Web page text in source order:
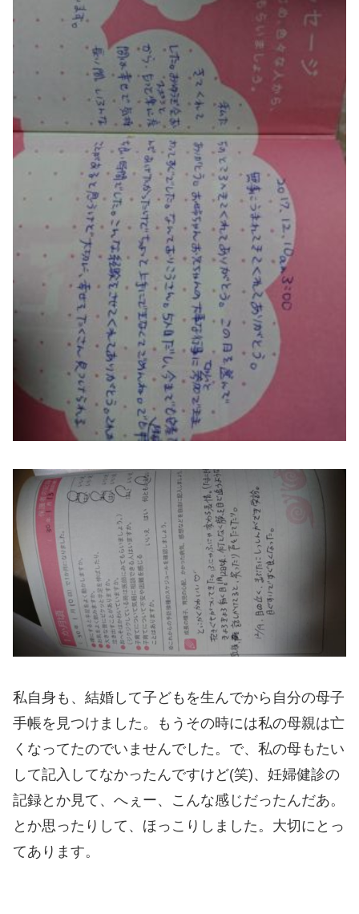
私自身も、結婚して子どもを生んでから自分の母子
手帳を見つけました。もうその時には私の母親は亡
くなってたのでいませんでした。で、私の母もたい
して記入してなかったんですけど(笑)、妊婦健診の
記録とか見て、へぇー、こんな感じだったんだあ。
とか思ったりして、ほっこりしました。大切にとっ
てあります。